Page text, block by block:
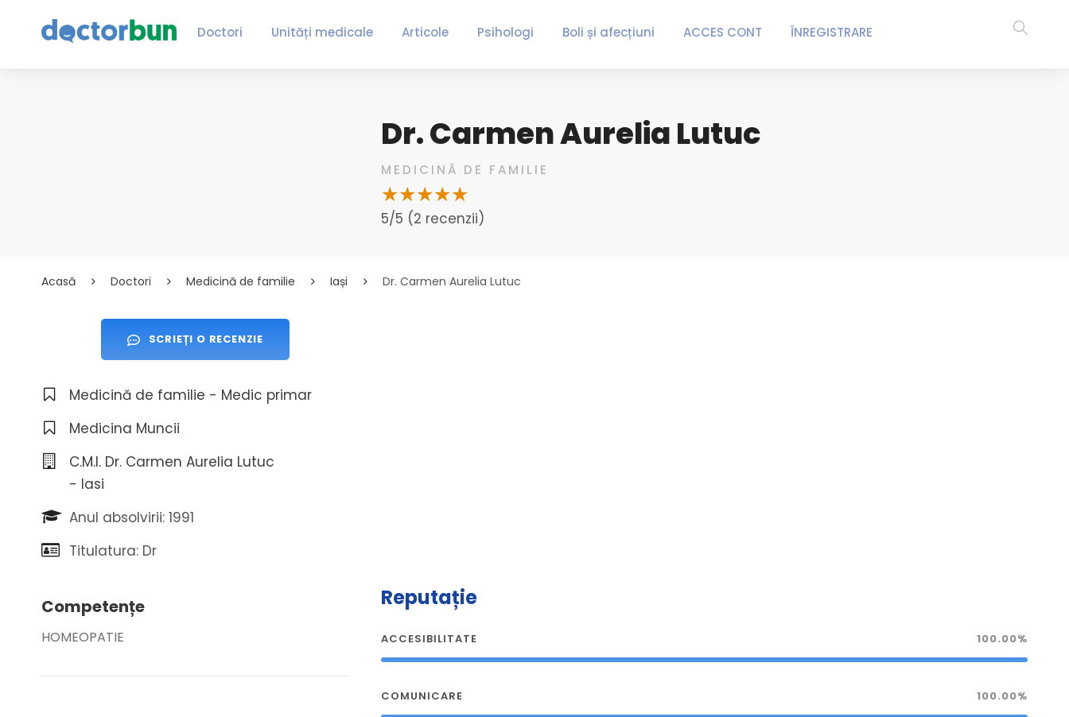
Doctori Unități medicale Articole Psihologi Boli și afecțiuni ACCES CONT ÎNREGISTRARE
Dr. Carmen Aurelia Lutuc
MEDICINĂ DE FAMILIE
5/5 (2 recenzii)
Acasă Doctori Medicină de familie Iași Dr. Carmen Aurelia Lutuc
SCRIEȚI O RECENZIE
Medicină de familie - Medic primar
Medicina Muncii
C.M.I. Dr. Carmen Aurelia Lutuc
- Iasi
Anul absolvirii: 1991
Titulatura: Dr
Competențe
HOMEOPATIE
Reputație
ACCESIBILITATE 100.00%
COMUNICARE 100.00%